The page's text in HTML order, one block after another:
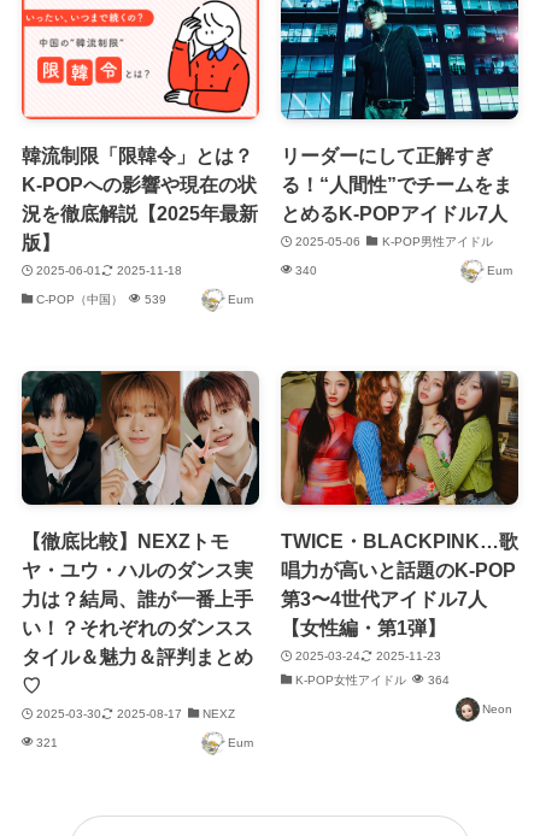
韓流制限「限韓令」とは？
K-POPへの影響や現在の状
況を徹底解説【2025年最新
版】
2025-06-01 2025-11-18
C-POP（中国） 539 Eum
リーダーにして正解すぎ
る！“人間性”でチームをま
とめるK-POPアイドル7人
2025-05-06 K-POP男性アイドル
340 Eum
【徹底比較】NEXZトモ
ヤ・ユウ・ハルのダンス実
力は？結局、誰が一番上手
い！？それぞれのダンスス
タイル＆魅力＆評判まとめ
♡
2025-03-30 2025-08-17 NEXZ
321 Eum
TWICE・BLACKPINK…歌
唱力が高いと話題のK-POP
第3〜4世代アイドル7人
【女性編・第1弾】
2025-03-24
2025-11-23
K-POP女性アイドル
364
Neon